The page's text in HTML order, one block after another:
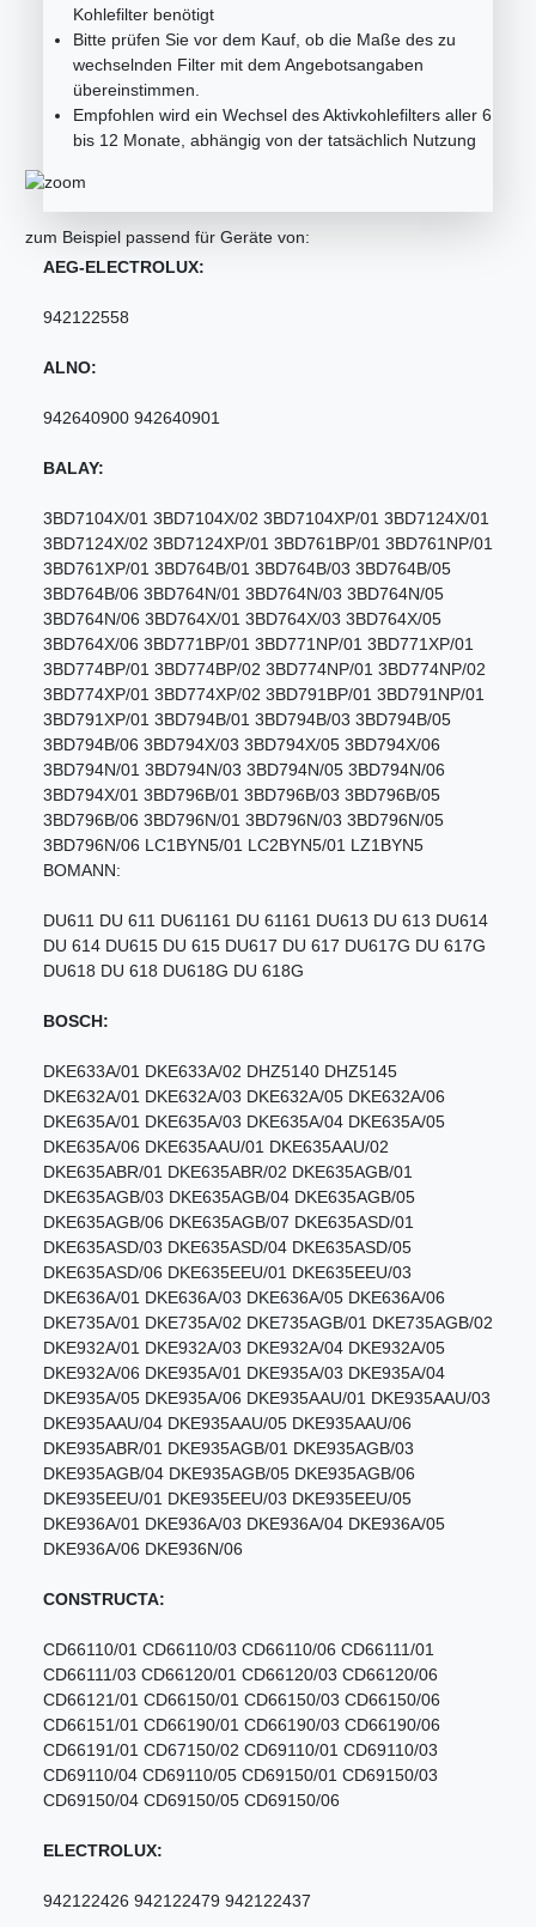
Kohlefilter benötigt
Bitte prüfen Sie vor dem Kauf, ob die Maße des zu
wechselnden Filter mit dem Angebotsangaben
übereinstimmen.
Empfohlen wird ein Wechsel des Aktivkohlefilters aller 6
bis 12 Monate, abhängig von der tatsächlich Nutzung
zum Beispiel passend für Geräte von:
AEG-ELECTROLUX:
942122558
ALNO:
942640900 942640901
BALAY:
3BD7104X/01 3BD7104X/02 3BD7104XP/01 3BD7124X/01
3BD7124X/02 3BD7124XP/01 3BD761BP/01 3BD761NP/01
3BD761XP/01 3BD764B/01 3BD764B/03 3BD764B/05
3BD764B/06 3BD764N/01 3BD764N/03 3BD764N/05
3BD764N/06 3BD764X/01 3BD764X/03 3BD764X/05
3BD764X/06 3BD771BP/01 3BD771NP/01 3BD771XP/01
3BD774BP/01 3BD774BP/02 3BD774NP/01 3BD774NP/02
3BD774XP/01 3BD774XP/02 3BD791BP/01 3BD791NP/01
3BD791XP/01 3BD794B/01 3BD794B/03 3BD794B/05
3BD794B/06 3BD794X/03 3BD794X/05 3BD794X/06
3BD794N/01 3BD794N/03 3BD794N/05 3BD794N/06
3BD794X/01 3BD796B/01 3BD796B/03 3BD796B/05
3BD796B/06 3BD796N/01 3BD796N/03 3BD796N/05
3BD796N/06 LC1BYN5/01 LC2BYN5/01 LZ1BYN5
BOMANN:
DU611 DU 611 DU61161 DU 61161 DU613 DU 613 DU614
DU 614 DU615 DU 615 DU617 DU 617 DU617G DU 617G
DU618 DU 618 DU618G DU 618G
BOSCH:
DKE633A/01 DKE633A/02 DHZ5140 DHZ5145
DKE632A/01 DKE632A/03 DKE632A/05 DKE632A/06
DKE635A/01 DKE635A/03 DKE635A/04 DKE635A/05
DKE635A/06 DKE635AAU/01 DKE635AAU/02
DKE635ABR/01 DKE635ABR/02 DKE635AGB/01
DKE635AGB/03 DKE635AGB/04 DKE635AGB/05
DKE635AGB/06 DKE635AGB/07 DKE635ASD/01
DKE635ASD/03 DKE635ASD/04 DKE635ASD/05
DKE635ASD/06 DKE635EEU/01 DKE635EEU/03
DKE636A/01 DKE636A/03 DKE636A/05 DKE636A/06
DKE735A/01 DKE735A/02 DKE735AGB/01 DKE735AGB/02
DKE932A/01 DKE932A/03 DKE932A/04 DKE932A/05
DKE932A/06 DKE935A/01 DKE935A/03 DKE935A/04
DKE935A/05 DKE935A/06 DKE935AAU/01 DKE935AAU/03
DKE935AAU/04 DKE935AAU/05 DKE935AAU/06
DKE935ABR/01 DKE935AGB/01 DKE935AGB/03
DKE935AGB/04 DKE935AGB/05 DKE935AGB/06
DKE935EEU/01 DKE935EEU/03 DKE935EEU/05
DKE936A/01 DKE936A/03 DKE936A/04 DKE936A/05
DKE936A/06 DKE936N/06
CONSTRUCTA:
CD66110/01 CD66110/03 CD66110/06 CD66111/01
CD66111/03 CD66120/01 CD66120/03 CD66120/06
CD66121/01 CD66150/01 CD66150/03 CD66150/06
CD66151/01 CD66190/01 CD66190/03 CD66190/06
CD66191/01 CD67150/02 CD69110/01 CD69110/03
CD69110/04 CD69110/05 CD69150/01 CD69150/03
CD69150/04 CD69150/05 CD69150/06
ELECTROLUX:
942122426 942122479 942122437